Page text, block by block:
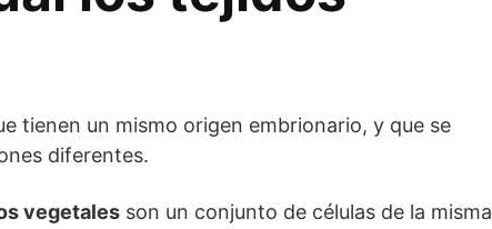
tienen un mismo origen embrionario, y que se
diferentes.
vegetales son un conjunto de células de la misma